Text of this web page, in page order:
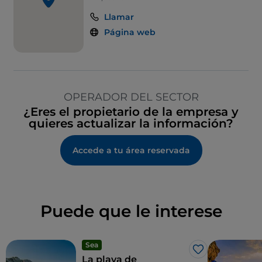
Llamar
Página web
OPERADOR DEL SECTOR
¿Eres el propietario de la empresa y
quieres actualizar la información?
Accede a tu área reservada
Puede que le interese
Sea
Me gusta
La playa de